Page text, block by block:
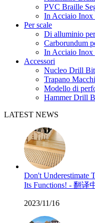
PVC Braille
In Acciaio Inox
Per scale
Di alluminio
Carborundum
In Acciaio Inox
Accessori
Nucleo Drill Bit
Trapano
Modello di
Hammer Drill
LATEST NEWS
Don't Underestimate
Its Functions! - 翻译
2023/11/16